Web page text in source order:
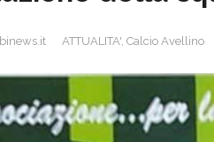
binews.it ATTUALITA', Calcio Avellino